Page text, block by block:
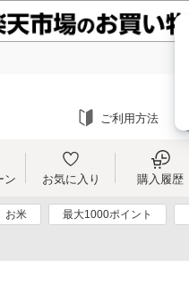
ご利用方法
ン お気に入り 購入履歴
お米 最大1000ポイント